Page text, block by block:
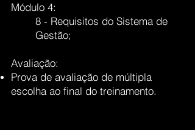
Módulo 4:
8 - Requisitos do Sistema de
Gestão;
Avaliação:
Prova de avaliação de múltipla
escolha ao final do treinamento.